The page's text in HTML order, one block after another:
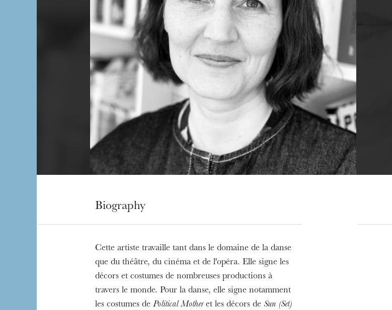
The OnR with you
Guided tours of the Opera
House
Biography
Cette artiste travaille tant dans le domaine de la danse
que du théâtre, du cinéma et de l'opéra. Elle signe les
décors et costumes de nombreuses productions à
travers le monde. Pour la danse, elle signe notamment
les costumes de Political Motheret les décors de Sun (Set)